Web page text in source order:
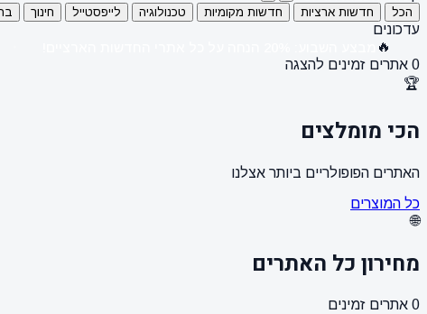
הכל חדשות ארציות חדשות מקומיות טכנולוגיה לייפסטייל חינוך
עדכונים
🔥
0 אתרים זמינים להצגה
🏆
הכי מומלצים
האתרים הפופולריים ביותר אצלנו
כל המוצרים
🌐
מחירון כל האתרים
0 אתרים זמינים